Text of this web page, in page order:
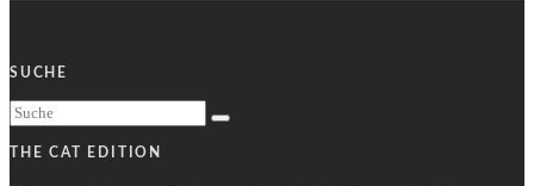
SUCHE
THE CAT EDITION